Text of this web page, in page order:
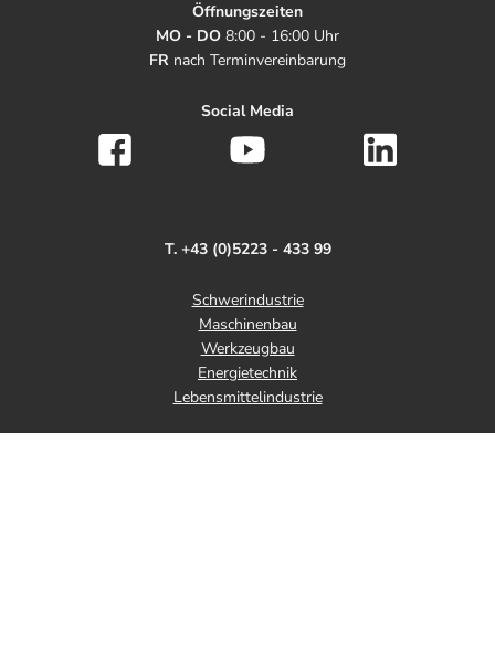
Öffnungszeiten
MO - DO 8:00 - 16:00 Uhr
FR nach Terminvereinbarung
Social Media
T. +43 (0)5223 - 433 99
Schwerindustrie
Maschinenbau
Werkzeugbau
Energietechnik
Lebensmittelindustrie